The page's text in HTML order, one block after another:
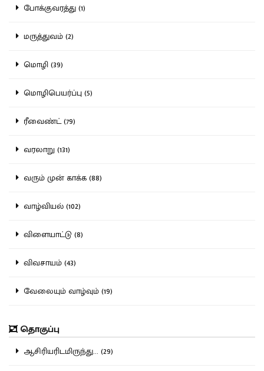
போக்குவரத்து (1)
மருத்துவம் (2)
மொழி (39)
மொழிபெயர்ப்பு (5)
ரீவைண்ட் (79)
வரலாறு (131)
வரும் முன் காக்க (88)
வாழ்வியல் (102)
விளையாட்டு (8)
விவசாயம் (43)
வேலையும் வாழ்வும் (19)
தொகுப்பு
ஆசிரியரிடமிருந்து... (29)